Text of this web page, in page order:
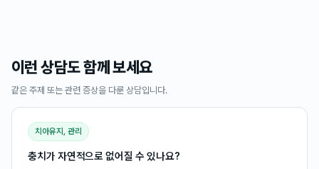
이런 상담도 함께 보세요
같은 주제 또는 관련 증상을 다룬 상담입니다.
치아유지, 관리
충치가 자연적으로 없어질 수 있나요?